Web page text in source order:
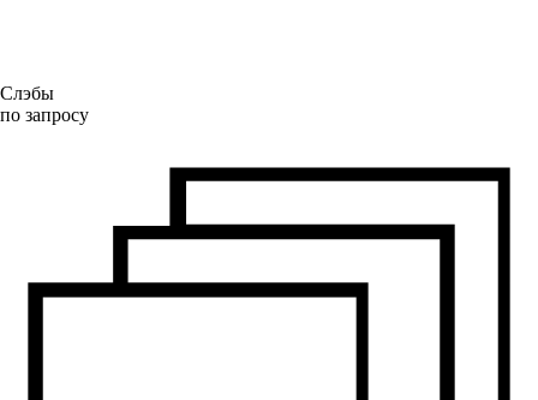
Слэбы
по запросу